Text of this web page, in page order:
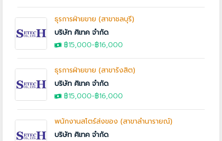
ธุรการฝ่ายขาย (สาขาชลบุรี)
บริษัท ศิเทค จำกัด
฿15,000-฿16,000
ธุรการฝ่ายขาย (สาขารังสิต)
บริษัท ศิเทค จำกัด
฿15,000-฿16,000
พนักงานสโตร์ส่งของ (สาขาลำนารายณ์)
บริษัท ศิเทค จำกัด